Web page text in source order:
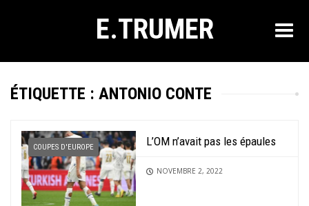
E.TRUMER
ÉTIQUETTE : ANTONIO CONTE
COUPES D'EUROPE L’OM n’avait pas les épaules
NOVEMBRE 2, 2022